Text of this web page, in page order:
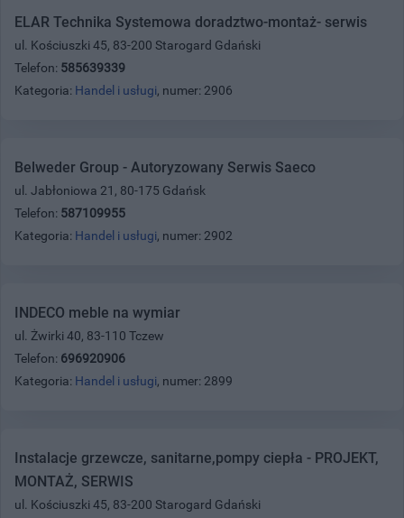
ELAR Technika Systemowa doradztwo-montaż- serwis
ul. Kościuszki 45, 83-200 Starogard Gdański
Telefon: 585639339
Kategoria: Handel i usługi, numer: 2906
Belweder Group - Autoryzowany Serwis Saeco
ul. Jabłoniowa 21, 80-175 Gdańsk
Telefon: 587109955
Kategoria: Handel i usługi, numer: 2902
INDECO meble na wymiar
ul. Żwirki 40, 83-110 Tczew
Telefon: 696920906
Kategoria: Handel i usługi, numer: 2899
Instalacje grzewcze, sanitarne,pompy ciepła - PROJEKT,
MONTAŻ, SERWIS
ul. Kościuszki 45, 83-200 Starogard Gdański